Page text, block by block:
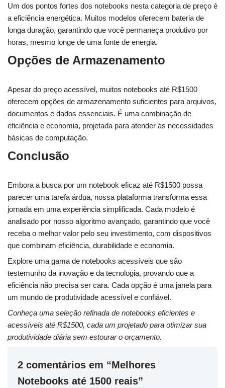
Um dos pontos fortes dos notebooks nesta categoria de preço é
a eficiência energética. Muitos modelos oferecem bateria de
longa duração, garantindo que você permaneça produtivo por
horas, mesmo longe de uma fonte de energia.
Opções de Armazenamento
Apesar do preço acessível, muitos notebooks até R$1500
oferecem opções de armazenamento suficientes para arquivos,
documentos e dados essenciais. É uma combinação de
eficiência e economia, projetada para atender às necessidades
básicas de computação.
Conclusão
Embora a busca por um notebook eficaz até R$1500 possa
parecer uma tarefa árdua, nossa plataforma transforma essa
jornada em uma experiência simplificada. Cada modelo é
analisado por nosso algoritmo avançado, garantindo que você
receba o melhor valor pelo seu investimento, com dispositivos
que combinam eficiência, durabilidade e economia.
Explore uma gama de notebooks acessíveis que são
testemunho da inovação e da tecnologia, provando que a
eficiência não precisa ser cara. Cada opção é uma janela para
um mundo de produtividade acessível e confiável.
Conheça uma seleção refinada de notebooks eficientes e
acessíveis até R$1500, cada um projetado para otimizar sua
produtividade diária sem estourar o orçamento.
2 comentários em “Melhores
Notebooks até 1500 reais”